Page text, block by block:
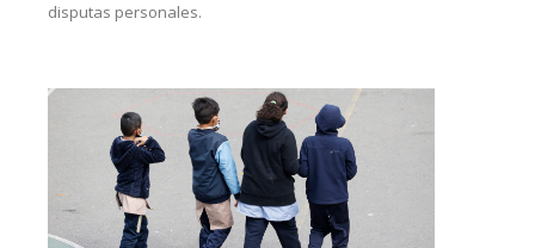
disputas personales.